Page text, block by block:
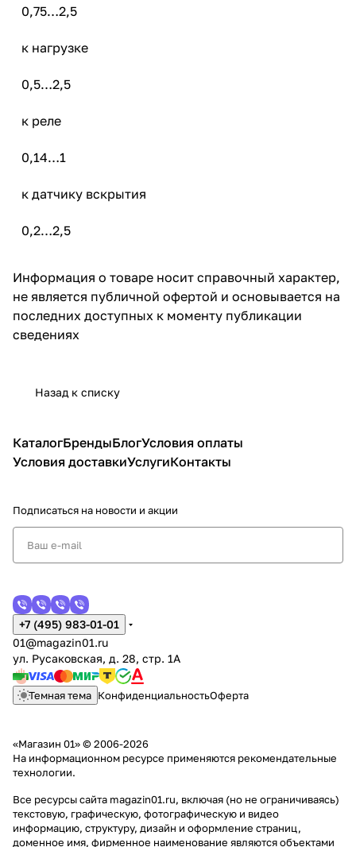
0,75…2,5
к нагрузке
0,5…2,5
к реле
0,14…1
к датчику вскрытия
0,2…2,5
Информация о товаре носит справочный характер,
не является публичной офертой и основывается на
последних доступных к моменту публикации
сведениях
Назад к списку
КаталогБрендыБлогУсловия оплаты
Условия доставкиУслугиКонтакты
Подписаться на новости и акции
+7 (495) 983-01-01
01@magazin01.ru
ул. Русаковская, д. 28, стр. 1А
Темная тема КонфиденциальностьОферта
«Магазин 01» © 2006-2026
На информационном ресурсе применяются рекомендательные
технологии.
Все ресурсы сайта magazin01.ru, включая (но не ограничиваясь)
текстовую, графическую, фотографическую и видео
информацию, структуру, дизайн и оформление страниц,
доменное имя, фирменное наименование являются объектами